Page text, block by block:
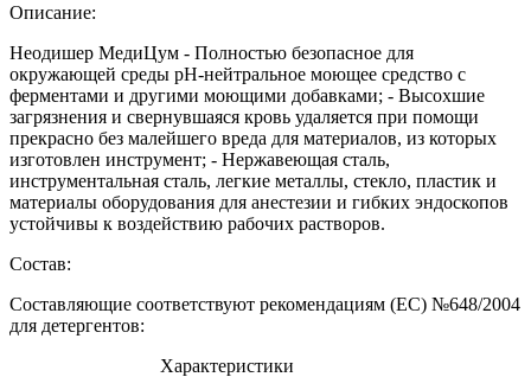
Описание:
Неодишер МедиЦум - Полностью безопасное для
окружающей среды рН-нейтральное моющее средство с
ферментами и другими моющими добавками; - Высохшие
загрязнения и свернувшаяся кровь удаляется при помощи
прекрасно без малейшего вреда для материалов, из которых
изготовлен инструмент; - Нержавеющая сталь,
инструментальная сталь, легкие металлы, стекло, пластик и
материалы оборудования для анестезии и гибких эндоскопов
устойчивы к воздействию рабочих растворов.
Состав:
Составляющие соответствуют рекомендациям (ЕС) №648/2004
для детергентов:
Характеристики